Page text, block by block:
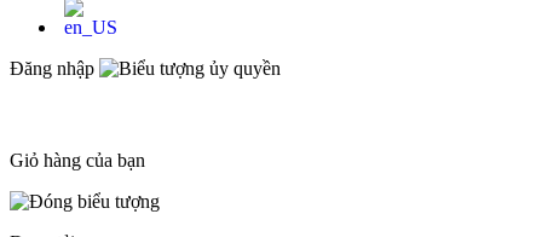
Đăng nhập
Giỏ hàng của bạn